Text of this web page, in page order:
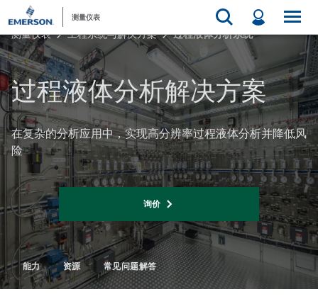
测量仪表
测量仪表 工程系统与解决方案 过程液体分析系统
过程液体分析解决方案 ​
在复杂的分析应用中，实现高分辨率过程液体分析并降低风
险​
询价
能力 资源 常见问题解答